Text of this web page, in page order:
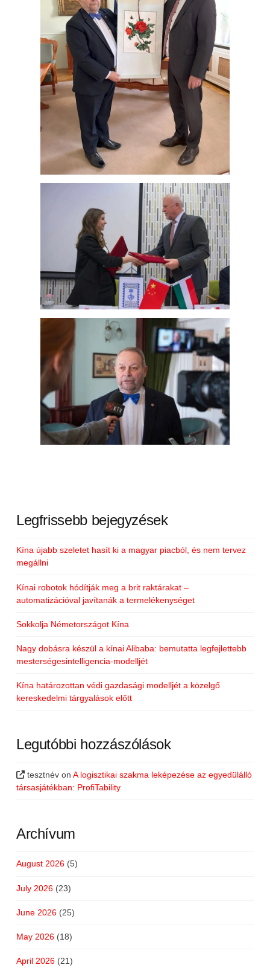
Legfrissebb bejegyzések
Kína újabb szeletet hasít ki a magyar piacból, és nem tervez
megállni
Kínai robotok hódítják meg a brit raktárakat –
automatizációval javítanák a termelékenységet
Sokkolja Németországot Kína
Nagy dobásra készül a kínai Alibaba: bemutatta legfejlettebb
mesterségesintelligencia-modelljét
Kína határozottan védi gazdasági modelljét a közelgő
kereskedelmi tárgyalások előtt
Legutóbbi hozzászólások
tesztnév onA logisztikai szakma leképezése az egyedülálló
társasjátékban: ProfiTability
Archívum
August 2026(5)
July 2026(23)
June 2026(25)
May 2026(18)
April 2026(21)